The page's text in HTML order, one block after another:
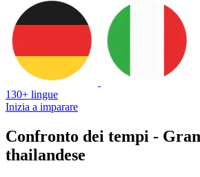
130+ lingue
Inizia a imparare
Confronto dei tempi -
thailandese